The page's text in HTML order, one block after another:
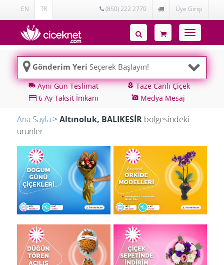
EN TR (850) 222 2770 Üye Girişi
Toggle
navigation
Gönderim Yeri Seçerek Başlayın!
local_shippingAynı Gün Teslimat local_floristTaze Canlı Çiçek
6 Ay Taksit İmkanı
add_a_photo Medya Mesaj
Ana Sayfa >Altınoluk, BALIKESİR bölgesindeki
ürünler